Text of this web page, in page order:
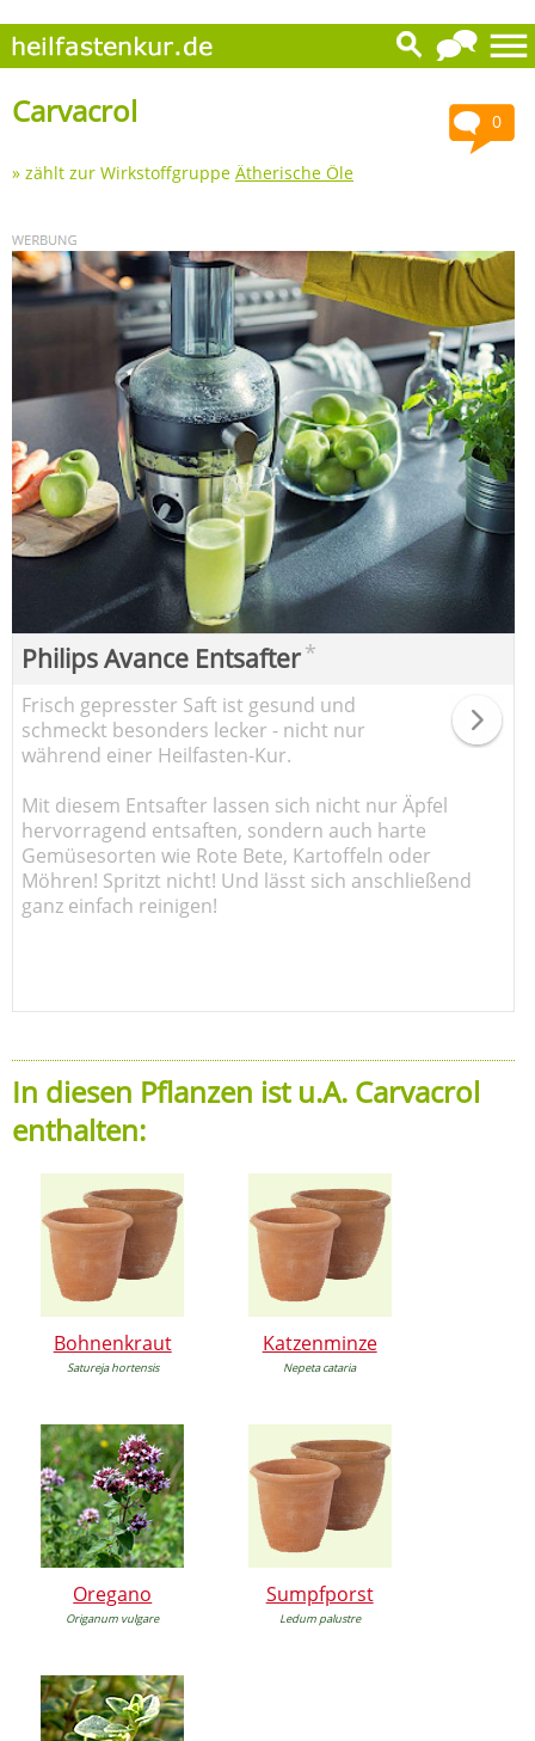
0
Carvacrol
» zählt zur Wirkstoffgruppe Ätherische Öle
Philips Avance Entsafter*
Frisch gepresster Saft ist gesund und
schmeckt besonders lecker - nicht nur
während einer Heilfasten-Kur.
Mit diesem Entsafter lassen sich nicht nur Äpfel
hervorragend entsaften, sondern auch harte
Gemüsesorten wie Rote Bete, Kartoffeln oder
Möhren! Spritzt nicht! Und lässt sich anschließend
ganz einfach reinigen!
In diesen Pflanzen ist u.A. Carvacrol
enthalten:
Bohnenkraut
Satureja hortensis
Katzenminze
Nepeta cataria
Oregano
Origanum vulgare
Sumpfporst
Ledum palustre